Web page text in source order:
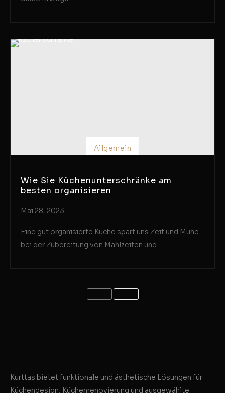
Allgemein
Wie Sie Küchenunterschränke am
besten organisieren
Mai 28, 2023
Eine gut organisierte Küche spart uns Zeit und Mühe
bei der Zubereitung von Mahlzeiten und...
Kurttas bietet funktionale und ästhetische Lösungen für
Küchendesign, Küchenrenovierung und ausgewählte